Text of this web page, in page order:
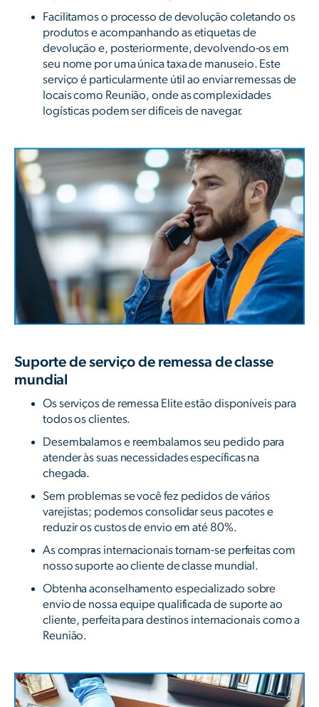
Facilitamos o processo de devolução coletando os
produtos e acompanhando as etiquetas de
devolução e, posteriormente, devolvendo-os em
seu nome por uma única taxa de manuseio. Este
serviço é particularmente útil ao enviar remessas de
locais como Reunião, onde as complexidades
logísticas podem ser difíceis de navegar.
Suporte de serviço de remessa de classe
mundial
Os serviços de remessa Elite estão disponíveis para
todos os clientes.
Desembalamos e reembalamos seu pedido para
atender às suas necessidades específicas na
chegada.
Sem problemas se você fez pedidos de vários
varejistas; podemos consolidar seus pacotes e
reduzir os custos de envio em até 80%.
As compras internacionais tornam-se perfeitas com
nosso suporte ao cliente de classe mundial.
Obtenha aconselhamento especializado sobre
envio de nossa equipe qualificada de suporte ao
cliente, perfeita para destinos internacionais como a
Reunião.